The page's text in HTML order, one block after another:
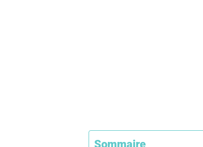
Sommaire